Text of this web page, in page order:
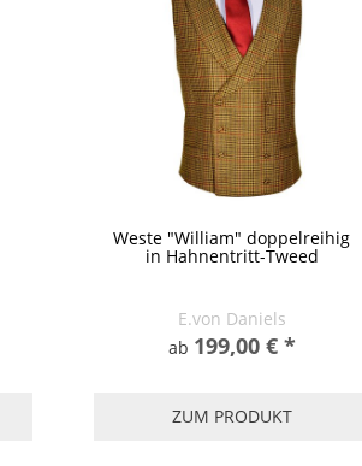
Weste "William" doppelreihig
in Hahnentritt-Tweed
E.von Daniels
ab 199,00 € *
ZUM PRODUKT